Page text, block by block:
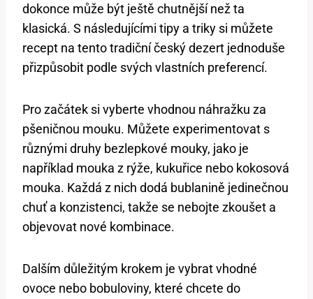
dokonce může být ještě chutnější než ta
klasická. S následujícími tipy a triky si můžete
recept na tento tradiční český dezert jednoduše
přizpůsobit podle svých vlastních preferencí.
Pro začátek si vyberte vhodnou náhražku za
pšeničnou mouku. Můžete experimentovat s
různými druhy bezlepkové mouky, jako je
například mouka z rýže, kukuřice nebo kokosová
mouka. Každá z nich dodá bublanině jedinečnou
chuť a konzistenci, takže se nebojte zkoušet a
objevovat nové kombinace.
Dalším důležitým krokem je vybrat vhodné
ovoce nebo bobuloviny, které chcete do